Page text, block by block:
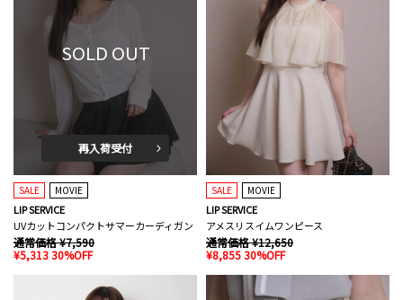
SOLD OUT
再入荷受付
SALE MOVIE
LIP SERVICE
UVカットコンパクトサマーカーディガン
通常価格 ¥7,590
¥5,313 30%OFF
SALE MOVIE
LIP SERVICE
アメスリスイムワンピース
通常価格 ¥12,650
¥8,855 30%OFF